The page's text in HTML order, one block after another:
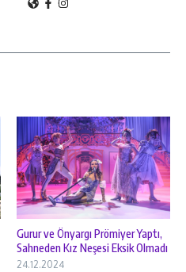
Gurur ve Önyargı Prömiyer Yaptı,
Sahneden Kız Neşesi Eksik Olmadı
24.12.2024